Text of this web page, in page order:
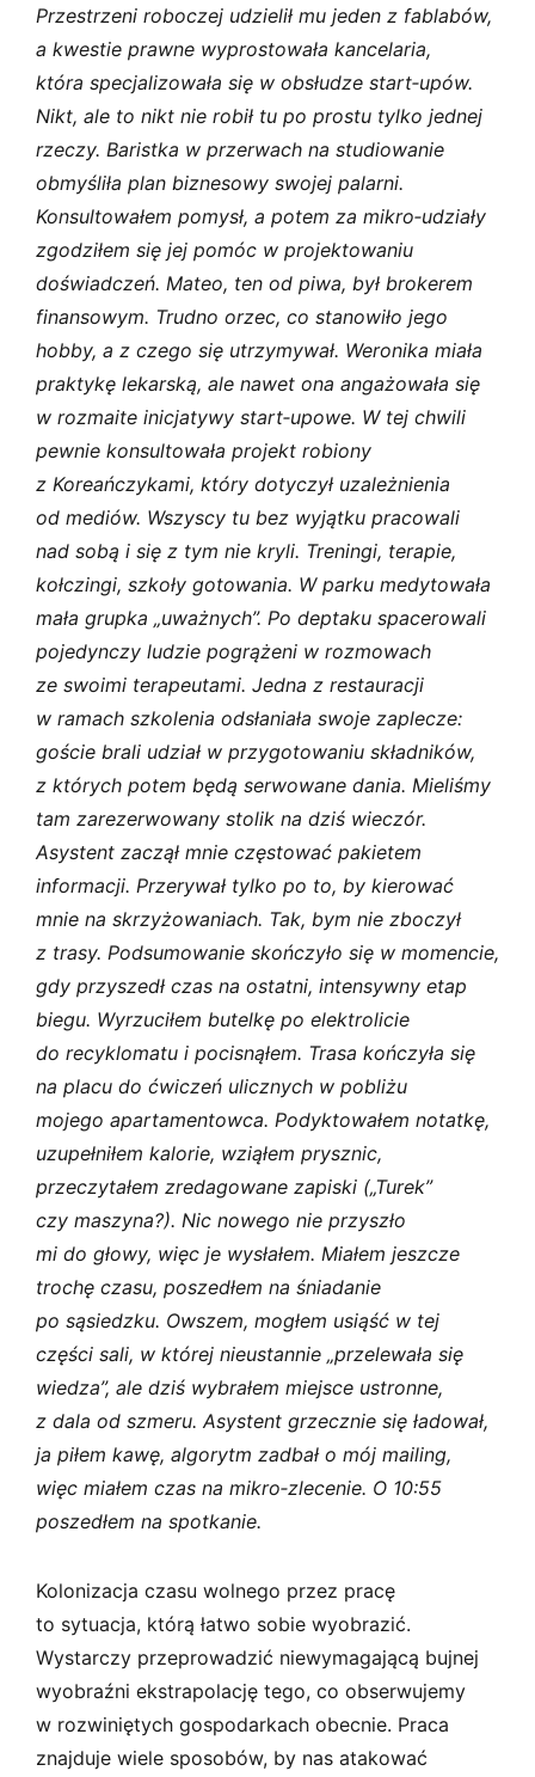
Przestrzeni roboczej udzielił mu jeden z fablabów,
a kwestie prawne wyprostowała kancelaria,
która specjalizowała się w obsłudze start‑upów.
Nikt, ale to nikt nie robił tu po prostu tylko jednej
rzeczy. Baristka w przerwach na studiowanie
obmyśliła plan biznesowy swojej palarni.
Konsultowałem pomysł, a potem za mikro‑udziały
zgodziłem się jej pomóc w projektowaniu
doświadczeń. Mateo, ten od piwa, był brokerem
finansowym. Trudno orzec, co stanowiło jego
hobby, a z czego się utrzymywał. Weronika miała
praktykę lekarską, ale nawet ona angażowała się
w rozmaite inicjatywy start‑upowe. W tej chwili
pewnie konsultowała projekt robiony
z Koreańczykami, który dotyczył uzależnienia
od mediów. Wszyscy tu bez wyjątku pracowali
nad sobą i się z tym nie kryli. Treningi, terapie,
kołczingi, szkoły gotowania. W parku medytowała
mała grupka „uważnych”. Po deptaku spacerowali
pojedynczy ludzie pogrążeni w rozmowach
ze swoimi terapeutami. Jedna z restauracji
w ramach szkolenia odsłaniała swoje zaplecze:
goście brali udział w przygotowaniu składników,
z których potem będą serwowane dania. Mieliśmy
tam zarezerwowany stolik na dziś wieczór.
Asystent zaczął mnie częstować pakietem
informacji. Przerywał tylko po to, by kierować
mnie na skrzyżowaniach. Tak, bym nie zboczył
z trasy. Podsumowanie skończyło się w momencie,
gdy przyszedł czas na ostatni, intensywny etap
biegu. Wyrzuciłem butelkę po elektrolicie
do recyklomatu i pocisnąłem. Trasa kończyła się
na placu do ćwiczeń ulicznych w pobliżu
mojego apartamentowca. Podyktowałem notatkę,
uzupełniłem kalorie, wziąłem prysznic,
przeczytałem zredagowane zapiski („Turek”
czy maszyna?). Nic nowego nie przyszło
mi do głowy, więc je wysłałem. Miałem jeszcze
trochę czasu, poszedłem na śniadanie
po sąsiedzku. Owszem, mogłem usiąść w tej
części sali, w której nieustannie „przelewała się
wiedza”, ale dziś wybrałem miejsce ustronne,
z dala od szmeru. Asystent grzecznie się ładował,
ja piłem kawę, algorytm zadbał o mój mailing,
więc miałem czas na mikro‑zlecenie. O 10:55
poszedłem na spotkanie.
Kolonizacja czasu wolnego przez pracę
to sytuacja, którą łatwo sobie wyobrazić.
Wystarczy przeprowadzić niewymagającą bujnej
wyobraźni ekstrapolację tego, co obserwujemy
w rozwiniętych gospodarkach obecnie. Praca
znajduje wiele sposobów, by nas atakować